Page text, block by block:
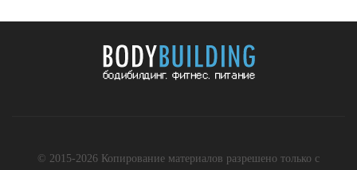
© 2015-2026 Копирование материалов разрешено только с